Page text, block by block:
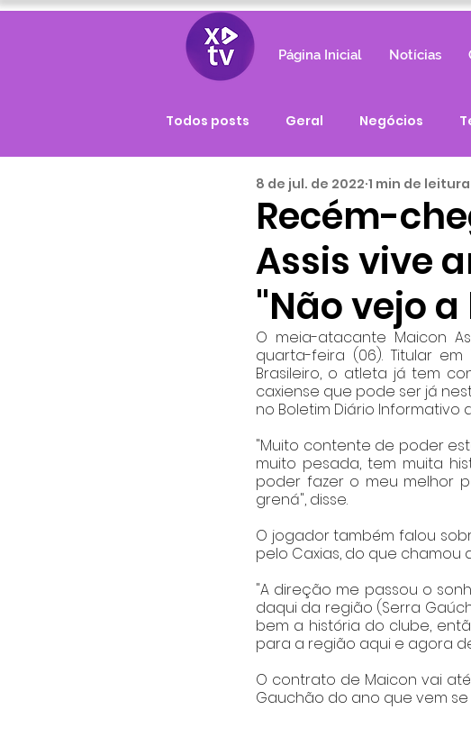
Página Inicial Notícias
Todos posts Geral Negócios
Recém-
Assis vive
"Não vejo
8 de jul. de 2022 1 min de leitura
O meia-atacante Maicon
quarta-feira (06). Titular
Brasileiro, o atleta já tem
caxiense que pode ser já
no Boletim Diário Informativo
"Muito contente de poder
muito pesada, tem muita
poder fazer o meu melhor
grená", disse.
O jogador também falou
pelo Caxias, do que chamou
"A direção me passou o
daqui da região (Serra
bem a história do clube,
para a região aqui e agora
O contrato de Maicon vai
Gauchão do ano que vem